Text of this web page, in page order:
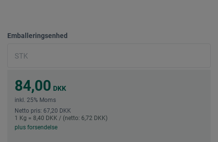
Emballeringsenhed
84,00 DKK
inkl. 25% Moms
Netto pris: 67,20 DKK
1 Kg = 8,40 DKK / (netto: 6,72 DKK)
plus forsendelse